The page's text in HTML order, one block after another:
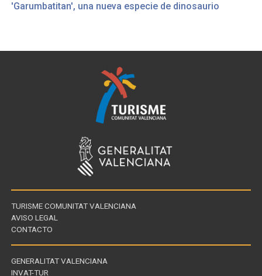
'Garumbatitan', una nueva especie de dinosaurio
TURISME COMUNITAT VALENCIANA
AVISO LEGAL
CONTACTO
GENERALITAT VALENCIANA
INVAT-TUR